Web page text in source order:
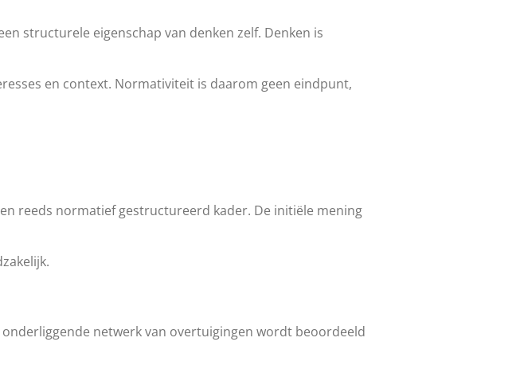
structurele eigenschap van denken zelf. Denken is
en context. Normativiteit is daarom geen eindpunt,
reeds normatief gestructureerd kader. De initiële mening
netwerk van overtuigingen wordt beoordeeld